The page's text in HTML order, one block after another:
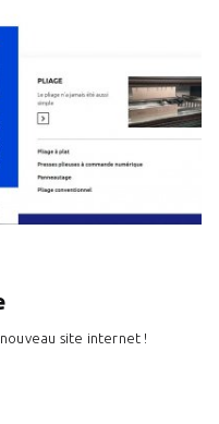
site internet !